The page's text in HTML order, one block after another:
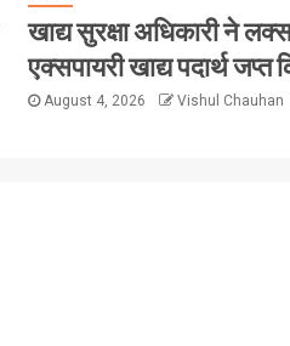
खाद्य सुरक्षा अधिकारी ने
एक्सपायरी खाद्य पदार्थ जप्त
August 4, 2026 Vishul Chauhan